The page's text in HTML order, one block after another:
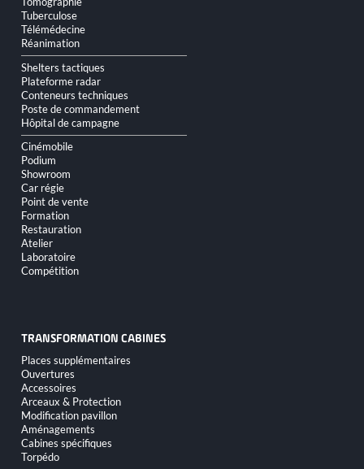
Tuberculose
Télémédecine
Réanimation
Shelters tactiques
Plateforme radar
Conteneurs techniques
Poste de commandement
Hôpital de campagne
Cinémobile
Podium
Showroom
Car régie
Point de vente
Formation
Restauration
Atelier
Laboratoire
Compétition
TRANSFORMATION CABINES
Aller
au
contenu
Places supplémentaires
Ouvertures
Accessoires
Arceaux & Protection
Modification pavillon
Aménagements
Cabines spécifiques
Torpédo